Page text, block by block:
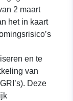
2 maart
het in kaart
en te
van
Deze